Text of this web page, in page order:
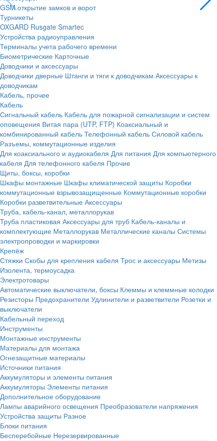
GSM открытие замков и ворот
Турникеты
OXGARD Rusgate Smartec
Устройства радиоуправления
Терминалы учета рабочего времени
Биометрические Карточные
Доводчики и аксессуары
Доводчики дверные Штанги и тяги к доводчикам Аксессуары к
доводчикам
Кабель, прочее
Кабель
Сигнальный кабель Кабель для пожарной сигнализации и систем
оповещения Витая пара (UTP, FTP) Коаксиальный и
комбинированный кабель Телефонный кабель Силовой кабель
Разъемы, коммутационные изделия
Для коаксиального и аудиокабеля Для питания Для компьютерного
кабеля Для телефонного кабеля Прочие
Щиты, боксы, коробки
Шкафы монтажные Шкафы климатической защиты Коробки
коммутационные взрывозащищенные Коммутационные коробки
Коробки разветвительные Аксессуары
Труба, кабель-канал, металлорукав
Труба пластиковая Аксессуары для труб Кабель-каналы и
комплектующие Металлорукав Металлические каналы Системы
электропроводки и маркировки
Крепёж
Стяжки Скобы для крепления кабеля Трос и аксессуары Метизы
Изолента, термоусадка
Электротовары
Автоматические выключатели, боксы Клеммы и клеммные колодки
Резисторы Предохранители Удлинители и разветвители Розетки и
выключатели
Кабельный переход
Инструменты
Монтажные инструменты
Материалы для монтажа
Огнезащитные материалы
Источники питания
Аккумуляторы и элементы питания
Аккумуляторы Элементы питания
Дополнительное оборудование
Лампы аварийного освещения Преобразователи напряжения
Устройства защиты Разное
Блоки питания
Бесперебойные Нерезервированные